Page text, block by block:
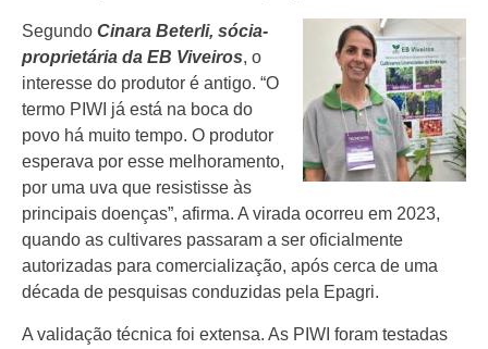
Segundo Cinara Beterli, sócia-
proprietária da EB Viveiros, o
interesse do produtor é antigo. “O
termo PIWI já está na boca do
povo há muito tempo. O produtor
esperava por esse melhoramento,
por uma uva que resistisse às
principais doenças”, afirma. A virada ocorreu em 2023,
quando as cultivares passaram a ser oficialmente
autorizadas para comercialização, após cerca de uma
década de pesquisas conduzidas pela Epagri.
A validação técnica foi extensa. As PIWI foram testadas